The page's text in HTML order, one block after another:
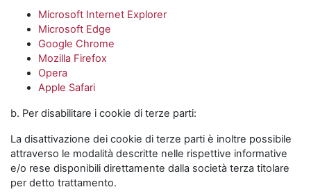
Microsoft Internet Explorer
Microsoft Edge
Google Chrome
Mozilla Firefox
Opera
Apple Safari
b. Per disabilitare i cookie di terze parti:
La disattivazione dei cookie di terze parti è inoltre possibile
attraverso le modalità descritte nelle rispettive informative
e/o rese disponibili direttamente dalla società terza titolare
per detto trattamento.